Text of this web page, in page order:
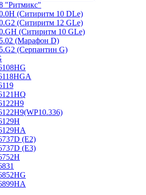
"Ритмикс"
(Ситиритм 10 DLe)
(Ситиритм 12 GLe)
(Ситиритм 10 GLe)
(Марафон D)
(Серпантин G)
(E2)
(E3)